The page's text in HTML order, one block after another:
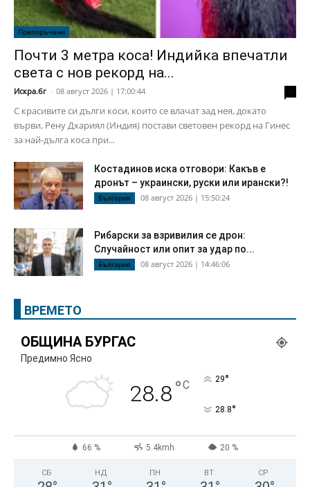
Препоръчани
Почти 3 метра коса! Индийка впечатли
света с нов рекорд на...
Искра.бг - 08 август 2026 | 17:00:44
С красивите си дълги коси, които се влачат зад нея, докато
върви, Рену Дхариял (Индия) постави световен рекорд на Гинес
за най-дълга коса при...
Костадинов иска отговори: Какъв е
дронът – украински, руски или ирански?!
България 08 август 2026 | 15:50:24
Рибарски за взривилия се дрон:
Случайност или опит за удар по...
България 08 август 2026 | 14:46:06
ВРЕМЕТО
ОБЩИНА БУРГАС
Предимно Ясно
28.8°C 29°
28.8°
66 % 5.4kmh 20 %
СБ НД ПН ВТ СР